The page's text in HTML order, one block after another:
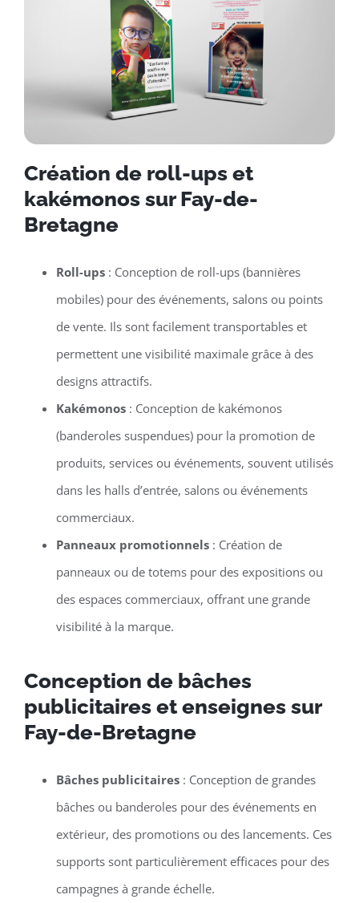
Création de roll-ups et
kakémonos sur Fay-de-
Bretagne
Roll-ups: Conception de roll-ups (bannières
mobiles) pour des événements, salons ou points
de vente. Ils sont facilement transportables et
permettent une visibilité maximale grâce à des
designs attractifs.
Kakémonos: Conception de kakémonos
(banderoles suspendues) pour la promotion de
produits, services ou événements, souvent utilisés
dans les halls d’entrée, salons ou événements
commerciaux.
Panneaux promotionnels: Création de
panneaux ou de totems pour des expositions ou
des espaces commerciaux, offrant une grande
visibilité à la marque.
Conception de bâches
publicitaires et enseignes sur
Fay-de-Bretagne
Bâches publicitaires: Conception de grandes
bâches ou banderoles pour des événements en
extérieur, des promotions ou des lancements. Ces
supports sont particulièrement efficaces pour des
campagnes à grande échelle.